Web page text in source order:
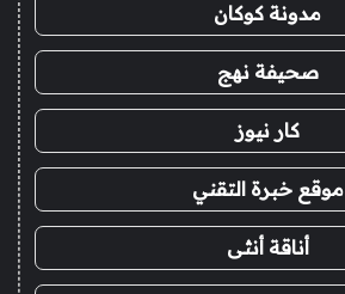
مدونة كوكان
صحيفة نهج
كار نيوز
موقع خبرة التقني
أناقة أنثى